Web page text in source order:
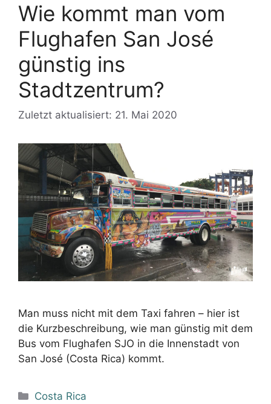
Wie kommt man vom
Flughafen San José
günstig ins
Stadtzentrum?
Zuletzt aktualisiert: 21. Mai 2020
Man muss nicht mit dem Taxi fahren – hier ist
die Kurzbeschreibung, wie man günstig mit dem
Bus vom Flughafen SJO in die Innenstadt von
San José (Costa Rica) kommt.
Kategorien
Costa Rica